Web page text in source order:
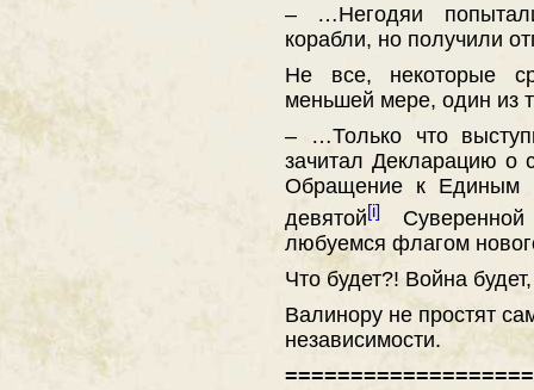
– …Негодяи
корабли, но получили
Не все, некоторые
меньшей мере, один из
– …Только что
зачитал Декларацию о
Обращение к Единым
девятой[i]
любуемся флагом
Что будет?! Война
Валинору не простят
независимости.